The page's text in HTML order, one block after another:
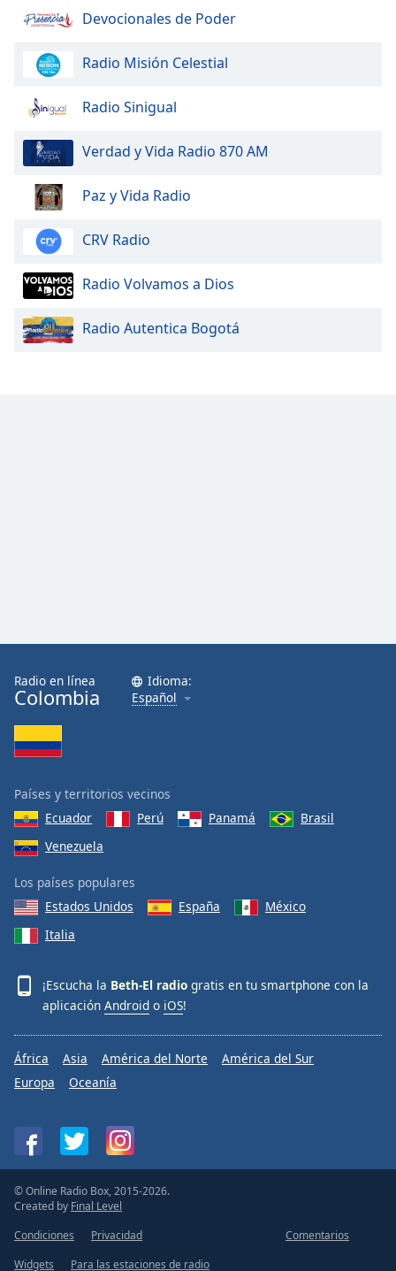
Edge
Family
Reset
Close
Dialog
dialog
window.
Devocionales de Poder
Radio Misión Celestial
Radio Sinigual
Verdad y Vida Radio 870 AM
Paz y Vida Radio
CRV Radio
Radio Volvamos a Dios
Radio Autentica Bogotá
Radio en línea
Colombia
Idioma:
Español
Países y territorios vecinos
Ecuador
Perú Panamá
Brasil
Venezuela
Los países populares
Estados Unidos
España
México
Italia
¡Escucha la Beth-El radio gratis en tu smartphone con la
aplicación Android o iOS!
África Asia América del Norte
América del Sur
Europa
Oceanía
© Online Radio Box, 2015-2026.
Created by Final Level
Condiciones
Privacidad
Comentarios
Widgets
Para las estaciones de radio